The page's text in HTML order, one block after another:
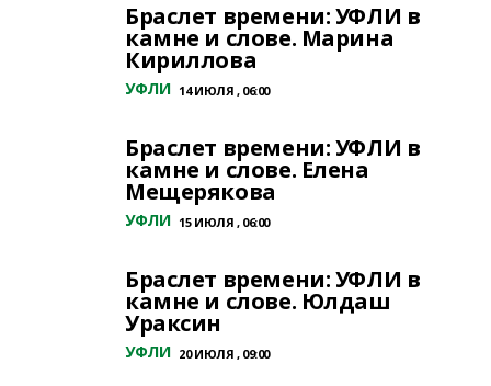
Браслет времени: УФЛИ в
камне и слове. Марина
Кириллова
УФЛИ 14 ИЮЛЯ , 06:00
Браслет времени: УФЛИ в
камне и слове. Елена
Мещерякова
УФЛИ 15 ИЮЛЯ , 06:00
Браслет времени: УФЛИ в
камне и слове. Юлдаш
Ураксин
УФЛИ 20 ИЮЛЯ , 09:00